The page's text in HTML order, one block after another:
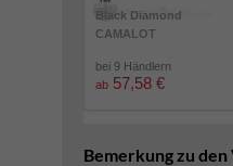
Black Diamond
CAMALOT
bei 9 Händlern
ab 57,58 €
Bemerkung zu